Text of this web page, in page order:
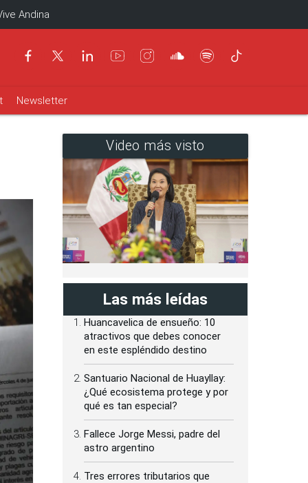
Andina
Newsletter
Video más visto
Las más leídas
Huancavelica de ensueño: 10
atractivos que debes conocer
en este espléndido destino
Santuario Nacional de Huayllay:
¿Qué ecosistema protege y por
qué es tan especial?
Fallece Jorge Messi, padre del
astro argentino
Tres errores tributarios que